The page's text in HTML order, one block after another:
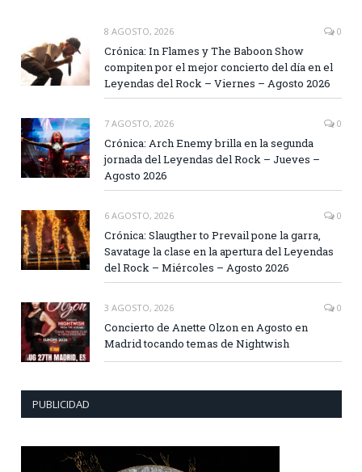
8 AGOSTO, 2026 0
Crónica: In Flames y The Baboon Show
compiten por el mejor concierto del día en el
Leyendas del Rock – Viernes – Agosto 2026
7 AGOSTO, 2026 0
Crónica: Arch Enemy brilla en la segunda
jornada del Leyendas del Rock – Jueves –
Agosto 2026
6 AGOSTO, 2026 0
Crónica: Slaugther to Prevail pone la garra,
Savatage la clase en la apertura del Leyendas
del Rock – Miércoles – Agosto 2026
3 AGOSTO, 2026 0
Concierto de Anette Olzon en Agosto en
Madrid tocando temas de Nightwish
PUBLICIDAD